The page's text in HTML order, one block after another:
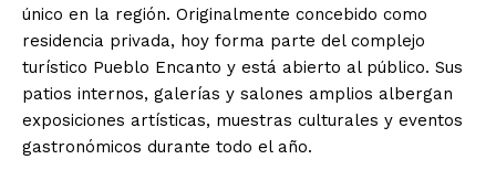
único en la región. Originalmente concebido como
residencia privada, hoy forma parte del complejo
turístico Pueblo Encanto y está abierto al público. Sus
patios internos, galerías y salones amplios albergan
exposiciones artísticas, muestras culturales y eventos
gastronómicos durante todo el año.